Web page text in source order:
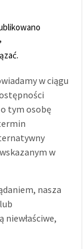
w ciągu
tym osobę
w
nasza